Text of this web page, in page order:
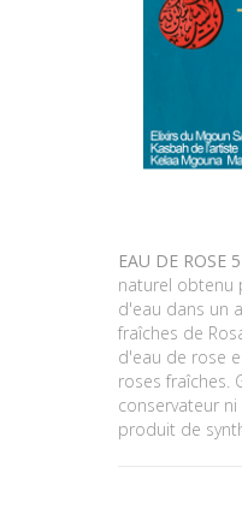
EAU DE ROSE
naturel obtenu
d'eau dans un
fraîches de
d'eau de rose
roses fraîches.
conservateur
produit de